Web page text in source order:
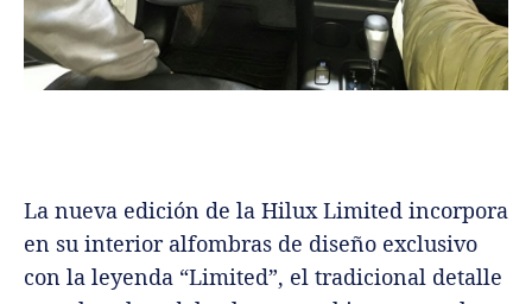
La nueva edición de la Hilux Limited incorpora
en su interior alfombras de diseño exclusivo
con la leyenda “Limited”, el tradicional detalle